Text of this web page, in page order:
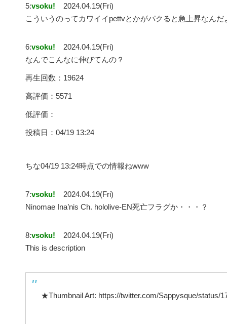
5:vsoku!
2024.04.19(Fri)
こういうのってカワイイpettvとかがパクると急上昇なんだ
6:vsoku!
2024.04.19(Fri)
なんでこんなに伸びてんの？
再生回数：19624
高評価：5571
低評価：
投稿日：04/19 13:24
ちな04/19 13:24時点での情報ねwww
7:vsoku!
2024.04.19(Fri)
Ninomae Ina’nis Ch. hololive-EN死亡フラグか・・・？
8:vsoku!
2024.04.19(Fri)
This is description
★Thumbnail Art: https://twitter.com/Sappysque/status/